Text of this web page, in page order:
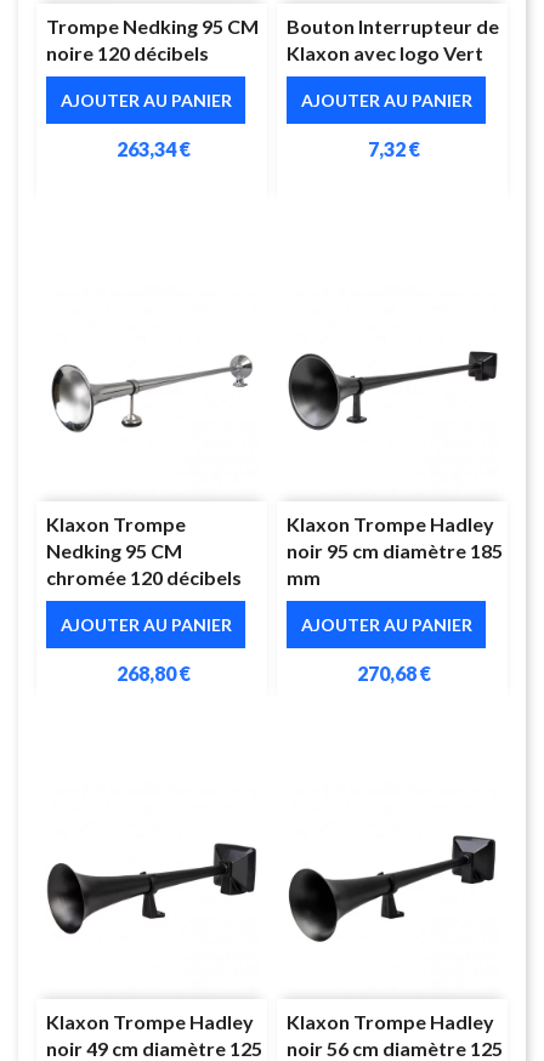
Trompe Nedking 95 CM
noire 120 décibels
AJOUTER AU PANIER
263,34 €
Bouton Interrupteur de
Klaxon avec logo Vert
AJOUTER AU PANIER
7,32 €
Klaxon Trompe
Nedking 95 CM
chromée 120 décibels
AJOUTER AU PANIER
268,80 €
Klaxon Trompe Hadley
noir 95 cm diamètre 185
mm
AJOUTER AU PANIER
270,68 €
Klaxon Trompe Hadley
noir 49 cm diamètre 125
Klaxon Trompe Hadley
noir 56 cm diamètre 125